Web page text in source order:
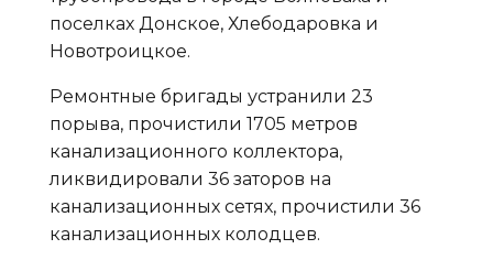
поселках Донское, Хлебодаровка и
Новотроицкое.
Ремонтные бригады устранили 23
порыва, прочистили 1705 метров
канализационного коллектора,
ликвидировали 36 заторов на
канализационных сетях, прочистили 36
канализационных колодцев.